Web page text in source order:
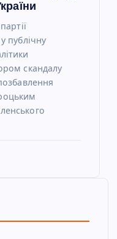
публічну
скандалу